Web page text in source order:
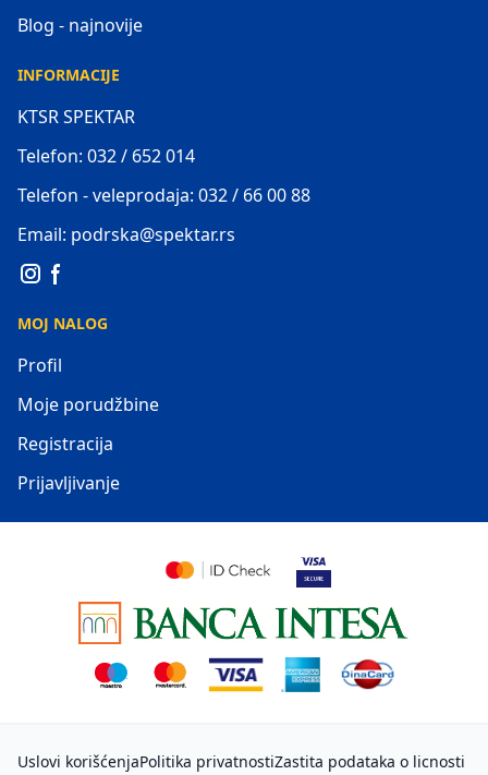
Blog - najnovije
INFORMACIJE
KTSR SPEKTAR
Telefon: 032 / 652 014
Telefon - veleprodaja: 032 / 66 00 88
Email: podrska@spektar.rs
MOJ NALOG
Profil
Moje porudžbine
Registracija
Prijavljivanje
Uslovi korišćenjaPolitika privatnostiZastita podataka o licnosti